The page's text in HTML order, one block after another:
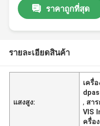
ราคาถูกที่สุด
รายละเอียดสินค้า
แสงสูง:
เครื่
, สา
VIS
ครื่อ